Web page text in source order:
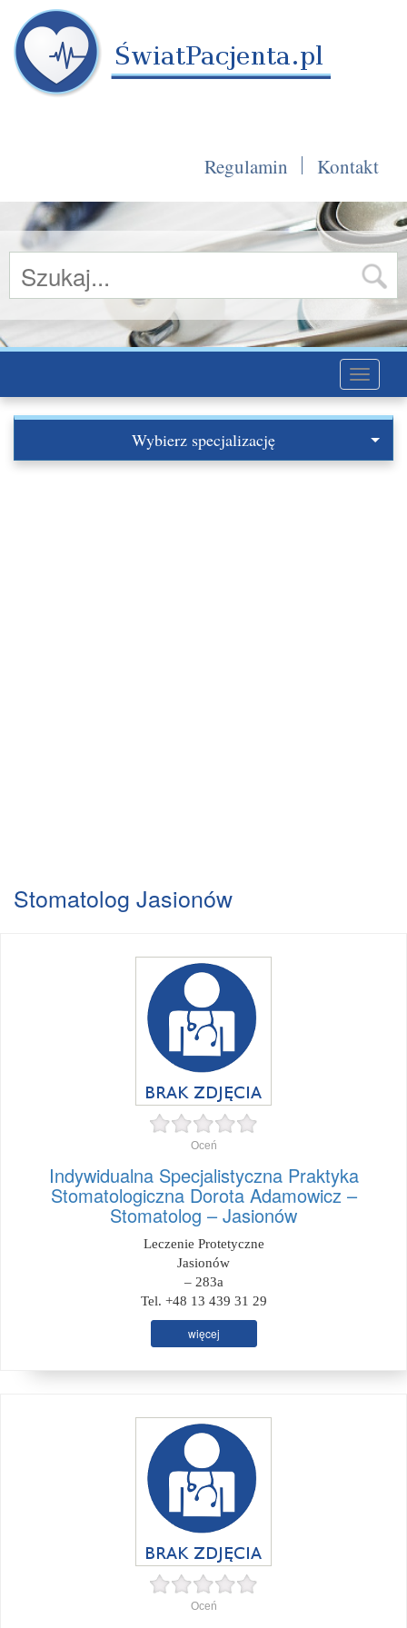
Regulamin Kontakt
Toggle
Wybierz specjalizację
Stomatolog Jasionów
Oceń
Indywidualna Specjalistyczna Praktyka
Stomatologiczna Dorota Adamowicz –
Stomatolog – Jasionów
Leczenie Protetyczne
Jasionów
– 283a
Tel. +48 13 439 31 29
więcej
Oceń